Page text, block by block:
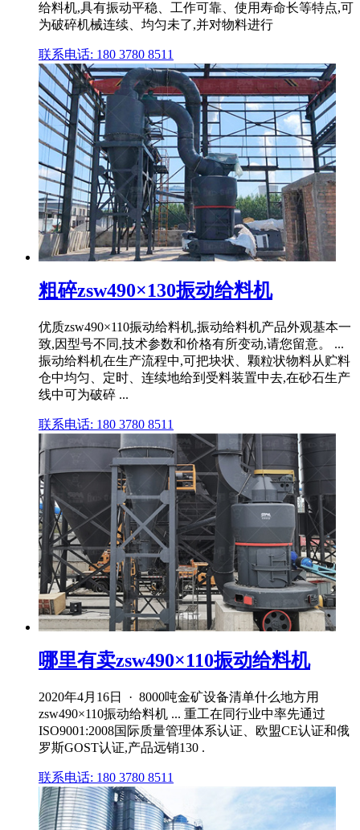
给料机,具有振动平稳、工作可靠、使用寿命长等特点,可
为破碎机械连续、均匀未了,并对物料进行
联系电话: 180 3780 8511
粗碎zsw490×130振动给料机
优质zsw490×110振动给料机,振动给料机产品外观基本一
致,因型号不同,技术参数和价格有所变动,请您留意。 ...
振动给料机在生产流程中,可把块状、颗粒状物料从贮料
仓中均匀、定时、连续地给到受料装置中去,在砂石生产
线中可为破碎 ...
联系电话: 180 3780 8511
哪里有卖zsw490×110振动给料机
2020年4月16日 · 8000吨金矿设备清单什么地方用
zsw490×110振动给料机 ... 重工在同行业中率先通过
ISO9001:2008国际质量管理体系认证、欧盟CE认证和俄
罗斯GOST认证,产品远销130 .
联系电话: 180 3780 8511